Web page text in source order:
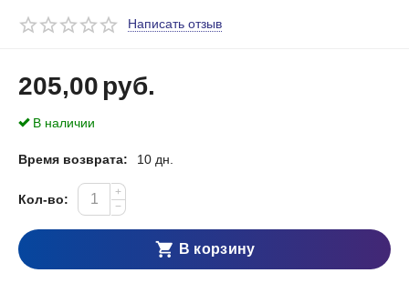
Написать отзыв
205,00руб.
В наличии
Время возврата: 10 дн.
Кол-во:
+
−
В корзину